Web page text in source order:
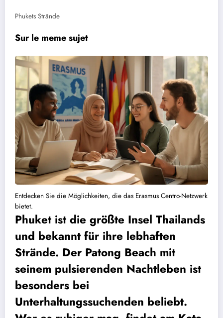
Phukets Strände
Sur le meme sujet
Entdecken Sie die Möglichkeiten, die das Erasmus Centro-Netzwerk
bietet.
Phuket ist die größte Insel Thailands
und bekannt für ihre lebhaften
Strände. Der Patong Beach mit
seinem pulsierenden Nachtleben ist
besonders bei
Unterhaltungssuchenden beliebt.